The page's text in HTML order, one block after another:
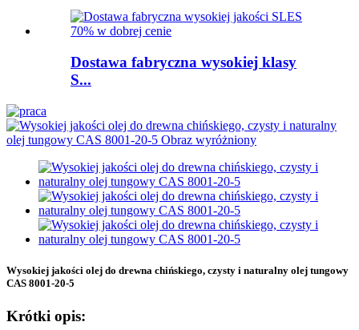
Dostawa fabryczna wysokiej klasy
S...
Wysokiej jakości olej do drewna chińskiego, czysty i naturalny olej tungowy
CAS 8001-20-5
Krótki opis: